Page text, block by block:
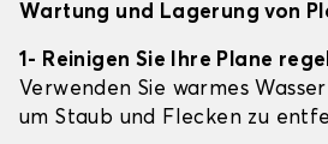
Wartung und Lagerung von
1- Reinigen Sie Ihre Plane
Verwenden Sie warmes
um Staub und Flecken zu